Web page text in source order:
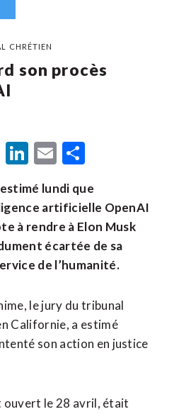
CHRÉTIEN
son procès
Telegram
LinkedIn
Email
lundi que
artificielle OpenAI
à rendre à Elon Musk
écartée de sa
de l’humanité.
le jury du tribunal
Californie, a estimé
son action en justice
ouvert le 28 avril, était